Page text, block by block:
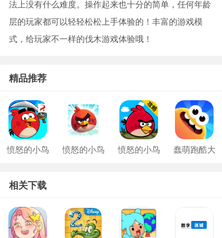
法上没有什么难度。操作起来也十分的简单，任何年龄
层的玩家都可以轻轻松松上手体验的！丰富的游戏模
式，给玩家不一样的伐木游戏体验哦！
精品推荐
愤怒的小鸟
愤怒的小鸟
愤怒的小鸟
蠢萌跑酷大
相关下载